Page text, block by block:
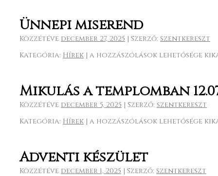
bejegyzéshez
Ünnepi miserend
Közzétéve december 27, 2025 | Szerző: szentkereszt
Kategória: Hírek | Ünnepi
a hozzászólások lehetősége
Mikulás a templomban
Közzétéve december 5, 2025 | Szerző: szentkereszt
Kategória: Hírek | Mikulás
12.07.
Vasárnap
9:00
a hozzászólások lehetősége
Adventi készület
Közzétéve december 1, 2025 | Szerző: szentkereszt